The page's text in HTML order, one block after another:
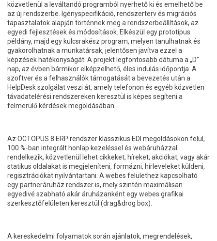
közvetlenül a leváltandó programból nyerhető ki és emelhető be
az új rendszerbe. Igényspecifikáció, rendszerterv és migrációs
tapasztalatok alapján történnek meg a rendszerbeállítások, az
egyedi fejlesztések és módosítások. Elkészül egy prototípus
példány, majd egy kulcsrakész program, melyen tanulhatnak és
gyakorolhatnak a munkatársak, jelentősen javítva ezzel a
képzések hatékonyságát. A projekt legfontosabb dátuma a „D”
nap, az évben bármikor elképzelhető, éles indulás időpontja. A
szoftver és a felhasználók támogatását a bevezetés után a
HelpDesk szolgálat veszi át, amely telefonon és egyéb közvetlen
távadatelérési rendszereken keresztül is képes segíteni a
felmerülő kérdések megoldásában.
Az OCTOPUS 8 ERP rendszer klasszikus EDI megoldásokon felül,
100 %-ban integrált honlap kezeléssel és webáruházzal
rendelkezik, közvetlenül lehet cikkeket, híreket, akciókat, vagy akár
statikus oldalakat is megjeleníteni, formázni, hírleveleket küldeni,
regisztrációkat nyilvántartani. A webes felülethez kapcsolható
egy partneráruház rendszer is, mely szintén maximálisan
egyedivé szabható akár áruházanként egy webes grafikai
szerkesztőfelületen keresztül (drag&drog box).
A kereskedelmi folyamatok során ajánlatok, megrendelések,